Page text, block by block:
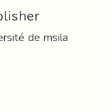
de msila